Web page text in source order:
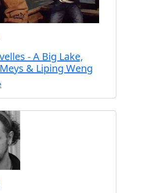
- A Big Lake,
& Liping Weng